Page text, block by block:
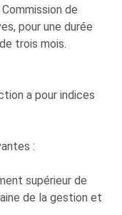
de
pour une durée
trois mois.
a pour indices
:
supérieur de
de la gestion et